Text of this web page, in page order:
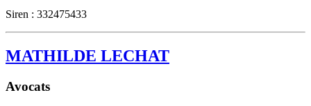
Siren : 332475433
MATHILDE LECHAT
Avocats